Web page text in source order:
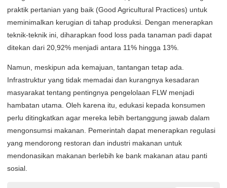
praktik pertanian yang baik (Good Agricultural Practices) untuk
meminimalkan kerugian di tahap produksi. Dengan menerapkan
teknik-teknik ini, diharapkan food loss pada tanaman padi dapat
ditekan dari 20,92% menjadi antara 11% hingga 13%.
Namun, meskipun ada kemajuan, tantangan tetap ada.
Infrastruktur yang tidak memadai dan kurangnya kesadaran
masyarakat tentang pentingnya pengelolaan FLW menjadi
hambatan utama. Oleh karena itu, edukasi kepada konsumen
perlu ditingkatkan agar mereka lebih bertanggung jawab dalam
mengonsumsi makanan. Pemerintah dapat menerapkan regulasi
yang mendorong restoran dan industri makanan untuk
mendonasikan makanan berlebih ke bank makanan atau panti
sosial.